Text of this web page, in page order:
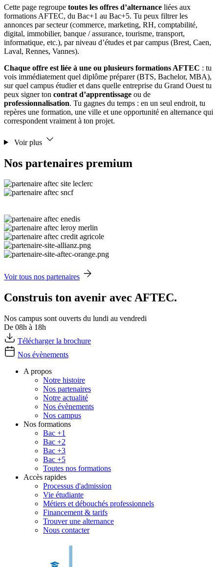
Cette page regroupe toutes les offres d’alternance liées aux
formations AFTEC, du Bac+1 au Bac+5. Tu peux filtrer les
annonces par secteur (commerce, marketing, RH, comptabilité,
digital, immobilier, banque / assurance, tourisme, transport,
informatique, etc.), par niveau d’études et par campus (Brest, Caen,
Laval, Rennes, Vannes).
Chaque offre est liée à une ou plusieurs formations AFTEC : tu
vois immédiatement quel diplôme préparer (BTS, Bachelor, MBA),
sur quel campus étudier et dans quelle entreprise du Grand Ouest tu
peux signer ton contrat d’apprentissage ou de
professionnalisation. Tu gagnes du temps : en un seul endroit, tu
repères une formation, une ville et une opportunité en alternance qui
correspondent vraiment à ton projet.
Voir plus
Nos partenaires premium
Voir tous nos partenaires
Construis ton avenir avec AFTEC.
Nos campus sont ouverts du lundi au vendredi
De 08h à 18h
Télécharger la brochure
Nos évènements
A propos
Notre histoire
Nos partenaires
Notre actualité
Nos évènements
Nos campus
Nos formations
Bac +1
Bac +2
Bac +3
Bac +5
Toutes nos formations
Accès rapides
Processus d'admission
Vie étudiante
Métiers et débouchés professionnels
Financement & tarifs
Trouver une alternance
Nous contacter